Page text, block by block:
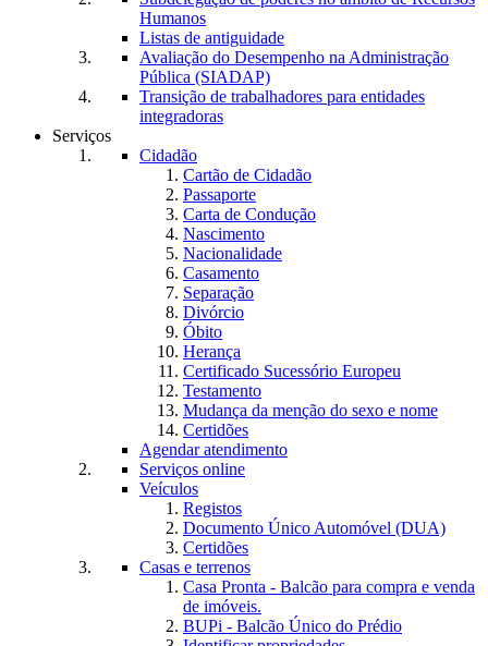
Humanos
Listas de antiguidade
Avaliação do Desempenho na Administração
Pública (SIADAP)
Transição de trabalhadores para entidades
integradoras
Serviços
Cidadão
Cartão de Cidadão
Passaporte
Carta de Condução
Nascimento
Nacionalidade
Casamento
Separação
Divórcio
Óbito
Herança
Certificado Sucessório Europeu
Testamento
Mudança da menção do sexo e nome
Certidões
Agendar atendimento
Serviços online
Veículos
Registos
Documento Único Automóvel (DUA)
Certidões
Casas e terrenos
Casa Pronta - Balcão para compra e venda
de imóveis.
BUPi - Balcão Único do Prédio